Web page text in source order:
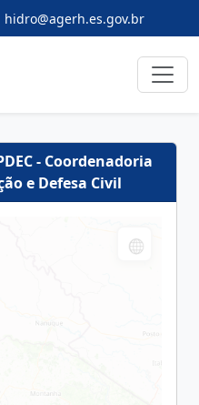
hidro@agerh.es.gov.br
- Coordenadoria
e Defesa Civil